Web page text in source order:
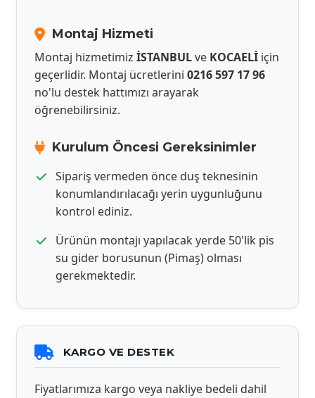
Montaj Hizmeti
Montaj hizmetimiz İSTANBULve KOCAELİ için
geçerlidir. Montaj ücretlerini 0216 597 17 96
no'lu destek hattımızı arayarak
öğrenebilirsiniz.
Kurulum Öncesi Gereksinimler
Sipariş vermeden önce duş teknesinin
konumlandırılacağı yerin uygunluğunu
kontrol ediniz.
Ürünün montajı yapılacak yerde 50'lik pis
su gider borusunun (Pimaş) olması
gerekmektedir.
KARGO VE DESTEK
Fiyatlarımıza kargo veya nakliye bedeli dahil